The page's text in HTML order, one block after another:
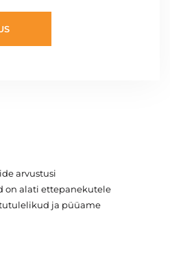
arvustusi
on alati ettepanekutele
ja püüame